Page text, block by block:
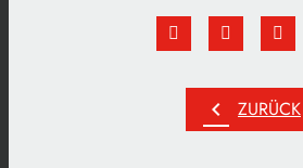
chevron_left ZURÜCK